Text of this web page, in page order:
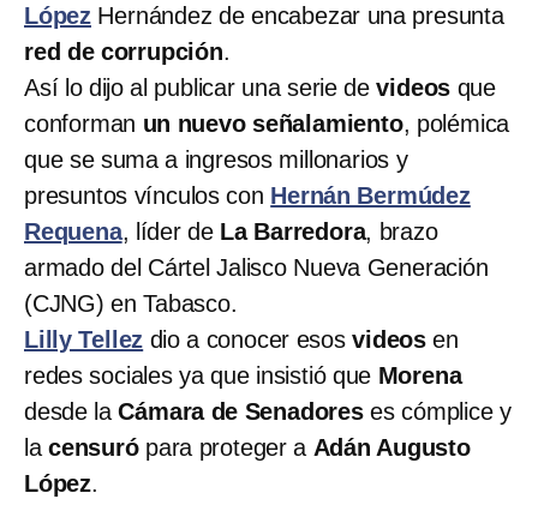
López Hernández de encabezar una presunta
red de corrupción.
Así lo dijo al publicar una serie devideos que
conforman un nuevo señalamiento, polémica
que se suma a ingresos millonarios y
presuntos vínculos con Hernán Bermúdez
Requena, líder de La Barredora, brazo
armado del Cártel Jalisco Nueva Generación
(CJNG) en Tabasco.
Lilly Tellez dio a conocer esosvideos en
redes sociales ya que insistió que Morena
desde laCámara de Senadoreses cómplice y
la censurópara proteger a Adán Augusto
López.